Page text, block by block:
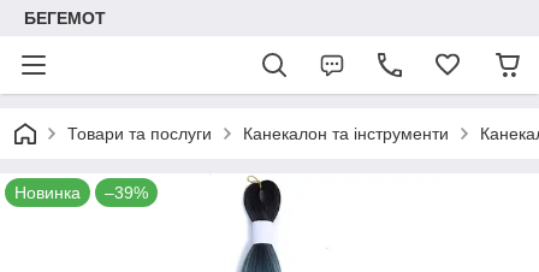
БЕГЕМОТ
Товари та послуги Канекалон та інструменти
Новинка –39%